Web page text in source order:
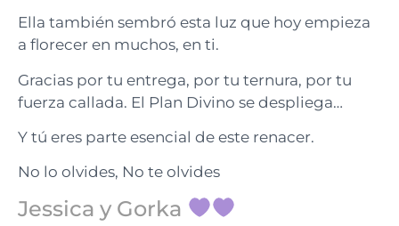
Ella también sembró esta luz que hoy empieza
a florecer en muchos, en ti.
Gracias por tu entrega, por tu ternura, por tu
fuerza callada. El Plan Divino se despliega…
Y tú eres parte esencial de este renacer.
No lo olvides, No te olvides
Jessica y Gorka